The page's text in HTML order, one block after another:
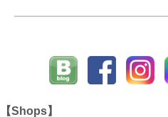
【Shops】